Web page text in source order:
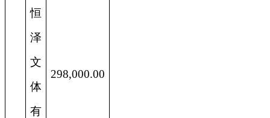
恒
泽
文
体
有
298,000.00